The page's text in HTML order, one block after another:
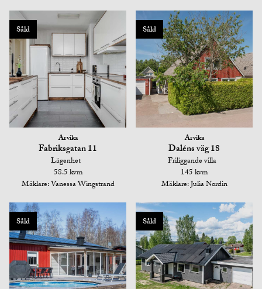
Såld
Arvika
Fabriksgatan 11
Lägenhet
58.5 kvm
Mäklare: Vanessa Wingstrand
Såld
Arvika
Daléns väg 18
Friliggande villa
145 kvm
Mäklare: Julia Nordin
Såld Såld